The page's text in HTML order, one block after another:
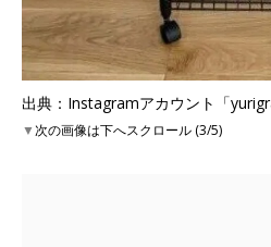
出典：Instagramアカウント「
▼次の画像は下へスクロール (3/5)